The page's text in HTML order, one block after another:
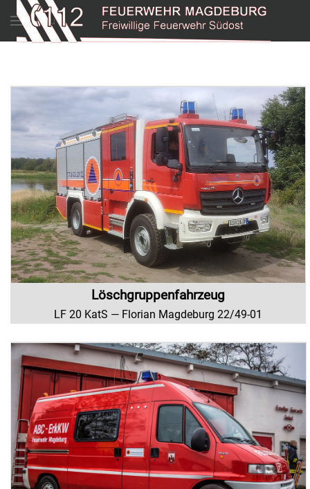
Menu
Löschgruppenfahrzeug
LF 20 KatS — Florian Magdeburg 22/49-01